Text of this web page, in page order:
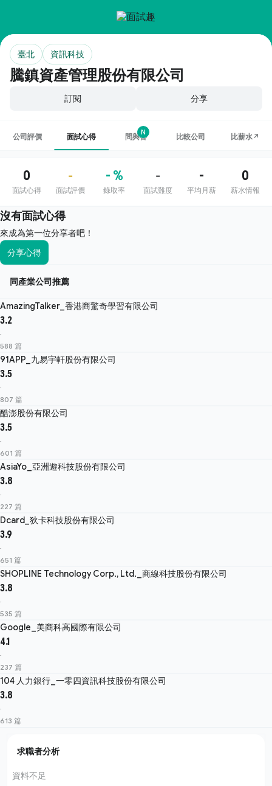
騰鎮資產管理股份有限公司
臺北 資訊科技
訂閱 分享
公司評價 面試心得 問與答
N
比較公司 比薪水↗
0
面試心得
-
面試評價
- %
錄取率
-
面試難度
-
平均月薪
0
薪水情報
沒有面試心得
來成為第一位分享者吧！
分享心得
同產業公司推薦
AmazingTalker_香港商驚奇學習有限公司
3.2
·
588 篇
91APP_九易宇軒股份有限公司
3.5
·
807 篇
酷澎股份有限公司
3.5
·
601 篇
AsiaYo_亞洲遊科技股份有限公司
3.8
·
227 篇
Dcard_狄卡科技股份有限公司
3.9
·
651 篇
SHOPLINE Technology Corp., Ltd._商線科技股份有限公司
3.8
·
535 篇
Google_美商科高國際有限公司
4.1
·
237 篇
104 人力銀行_一零四資訊科技股份有限公司
3.8
·
613 篇
求職者分析
資料不足